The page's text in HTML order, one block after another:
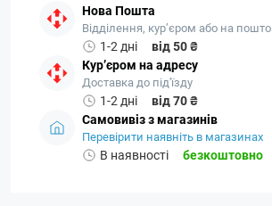
Нова Пошта
Відділення, кур’єром або на
1-2 дні
від 50 ₴
Кур’єром на адресу
Доставка до під'їзду
1-2 дні
від 70 ₴
Самовивіз з магазинів
Перевірити наявніть в магазинах
В наявності безкоштовно